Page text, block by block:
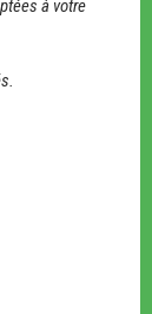
à votre